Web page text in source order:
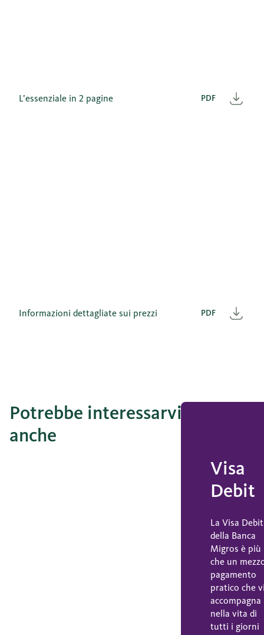
PDF
L’essenziale in 2 pagine
PDF
Informazioni dettagliate sui prezzi
Potrebbe interessarvi
anche
Visa
Debit
La Visa Debit
della Banca
Migros è più
che un
pagamento
pratico che
accompagna
nella vita di
tutti i giorni